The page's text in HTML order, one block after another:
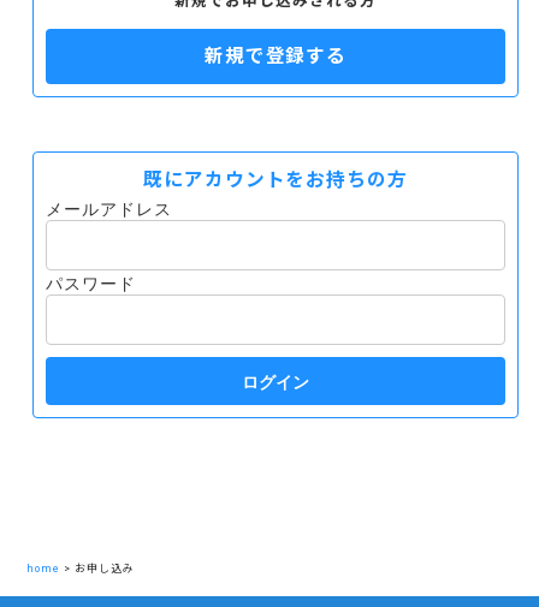
新規で登録する
既にアカウントをお持ちの方
メールアドレス
パスワード
ログイン
home > お申し込み